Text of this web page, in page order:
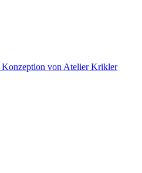
von Atelier Krikler